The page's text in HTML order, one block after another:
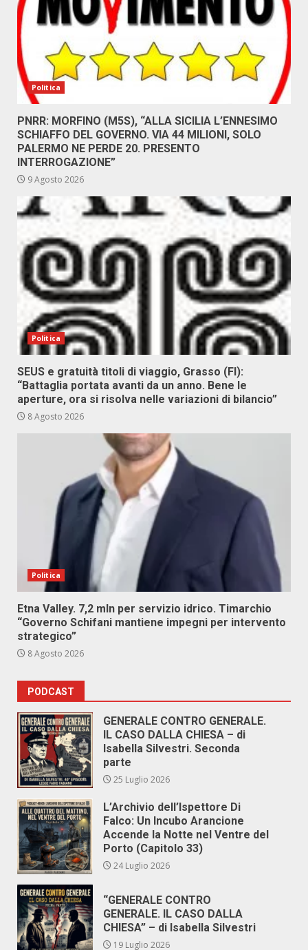
Politica
PNRR: MORFINO (M5S), “ALLA SICILIA L’ENNESIMO
SCHIAFFO DEL GOVERNO. VIA 44 MILIONI, SOLO
PALERMO NE PERDE 20. PRESENTO
INTERROGAZIONE”
9 Agosto 2026
Politica
SEUS e gratuità titoli di viaggio, Grasso (FI):
“Battaglia portata avanti da un anno. Bene le
aperture, ora si risolva nelle variazioni di bilancio”
8 Agosto 2026
Politica
Etna Valley. 7,2 mln per servizio idrico. Timarchio
“Governo Schifani mantiene impegni per intervento
strategico”
8 Agosto 2026
PODCAST
GENERALE CONTRO GENERALE.
IL CASO DALLA CHIESA – di
Isabella Silvestri. Seconda
parte
25 Luglio 2026
L’Archivio dell’Ispettore Di
Falco: Un Incubo Arancione
Accende la Notte nel Ventre del
Porto (Capitolo 33)
24 Luglio 2026
“GENERALE CONTRO
GENERALE. IL CASO DALLA
CHIESA” – di Isabella Silvestri
19 Luglio 2026